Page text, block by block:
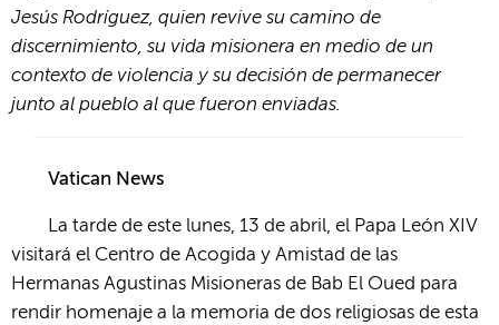
Jesús Rodríguez, quien revive su camino de
discernimiento, su vida misionera en medio de un
contexto de violencia y su decisión de permanecer
junto al pueblo al que fueron enviadas.
Vatican News
La tarde de este lunes, 13 de abril, el Papa León XIV
visitará el Centro de Acogida y Amistad de las
Hermanas Agustinas Misioneras de Bab El Oued para
rendir homenaje a la memoria de dos religiosas de esta